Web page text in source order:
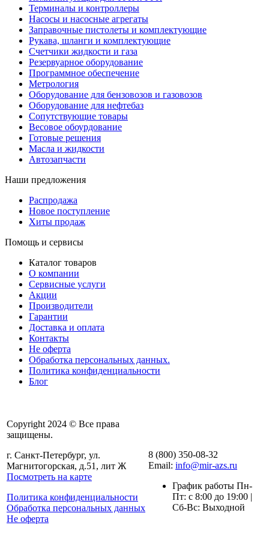
Терминалы и контроллеры
Насосы и насосные агрегаты
Заправочные пистолеты и комплектующие
Рукава, шланги и комплектующие
Счетчики жидкости и газа
Резервуарное оборудование
Программное обеспечение
Метрология
Оборудование для бензовозов и газовозов
Оборудование для нефтебаз
Сопутствующие товары
Весовое обоурдование
Готовые решения
Масла и жидкости
Автозапчасти
Наши предложения
Распродажа
Новое поступление
Хиты продаж
Помощь и сервисы
Каталог товаров
О компании
Сервисные услуги
Акции
Производители
Гарантии
Доставка и оплата
Контакты
Не оферта
Обработка персональных данных.
Политика конфиденциальности
Блог
Copyright 2024 © Все права
защищены.
г. Санкт-Петербург, ул.
Магнитогорская, д.51, лит Ж
Посмотреть на карте
Политика конфиденциальности
Обработка персональных данных
Не оферта
8 (800) 350-08-32
Email: info@mir-azs.ru
График работы Пн-
Пт: с 8:00 до 19:00 |
Сб-Вс: Выходной